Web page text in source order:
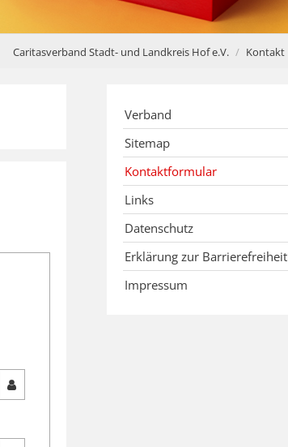
Caritasverband Stadt- und Landkreis Hof e.V. Kontakt
Verband
Sitemap
Kontaktformular
Links
Datenschutz
Erklärung zur Barrierefreiheit
Impressum